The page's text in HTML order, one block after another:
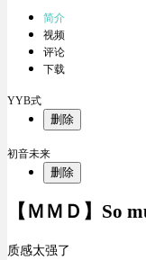
简介
视频
评论
下载
YYB式
删除
初音未来
删除
【ＭＭＤ】So
质感太强了